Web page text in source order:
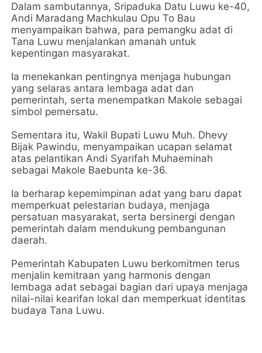
Dalam sambutannya, Sripaduka Datu Luwu ke-40,
Andi Maradang Machkulau Opu To Bau
menyampaikan bahwa, para pemangku adat di
Tana Luwu menjalankan amanah untuk
kepentingan masyarakat.
Ia menekankan pentingnya menjaga hubungan
yang selaras antara lembaga adat dan
pemerintah, serta menempatkan Makole sebagai
simbol pemersatu.
Sementara itu, Wakil Bupati Luwu Muh. Dhevy
Bijak Pawindu, menyampaikan ucapan selamat
atas pelantikan Andi Syarifah Muhaeminah
sebagai Makole Baebunta ke-36.
Ia berharap kepemimpinan adat yang baru dapat
memperkuat pelestarian budaya, menjaga
persatuan masyarakat, serta bersinergi dengan
pemerintah dalam mendukung pembangunan
daerah.
Pemerintah Kabupaten Luwu berkomitmen terus
menjalin kemitraan yang harmonis dengan
lembaga adat sebagai bagian dari upaya menjaga
nilai-nilai kearifan lokal dan memperkuat identitas
budaya Tana Luwu.